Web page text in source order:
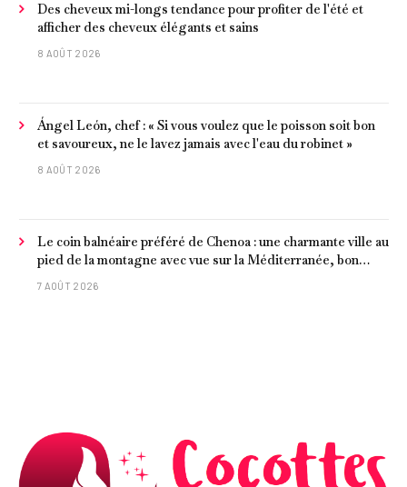
Des cheveux mi-longs tendance pour profiter de l'été et
afficher des cheveux élégants et sains
8 AOÛT 2026
Ángel León, chef : « Si vous voulez que le poisson soit bon
et savoureux, ne le lavez jamais avec l'eau du robinet »
8 AOÛT 2026
Le coin balnéaire préféré de Chenoa : une charmante ville au
pied de la montagne avec vue sur la Méditerranée, bon
poisson et criques isolées
7 AOÛT 2026